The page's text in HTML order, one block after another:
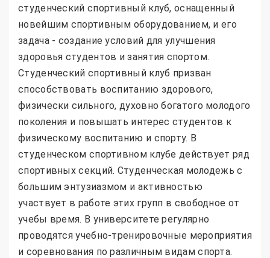
студенческий спортивный клуб, оснащенный
новейшим спортивным оборудованием, и его
задача - создание условий для улучшения
здоровья студентов и занятия спортом.
Студенческий спортивный клуб призван
способствовать воспитанию здорового,
физически сильного, духовно богатого молодого
поколения и повышать интерес студентов к
физическому воспитанию и спорту. В
студенческом спортивном клубе действует ряд
спортивных секций. Студенческая молодежь с
большим энтузиазмом и активностью
участвует в работе этих групп в свободное от
учебы время. В университете регулярно
проводятся учебно-тренировочные мероприятия
и соревнования по различным видам спорта.